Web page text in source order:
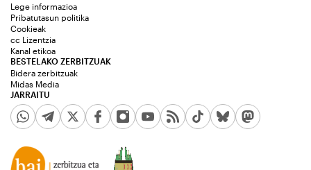
JARRAITU
Lege informazioa
Pribatutasun politika
Cookieak
cc Lizentzia
Kanal etikoa
BESTELAKO ZERBITZUAK
Bidera zerbitzuak
Midas Media